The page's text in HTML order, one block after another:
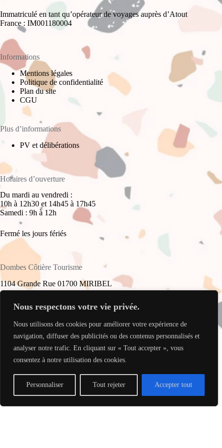
Nous respectons votre vie privée.
Nous utilisons des cookies pour améliorer votre expérience de
navigation, diffuser des publicités ou des contenus personnalisés et
analyser notre trafic. En cliquant sur « Tout accepter », vous
consentez à notre utilisation des cookies.
Personnaliser Tout rejeter Accepter tout
Immatriculé en tant qu’opérateur de voyages auprès d’Atout
France : IM001180004
Informations
Mentions légales
Politique de confidentialité
Plan du site
CGU
Plus d’informations
PV et délibérations
Horaires d’ouverture
Du mardi au vendredi :
10h à 12h30 et 14h45 à 17h45
Samedi : 9h à 12h
Fermé les jours fériés
Dombes Côtière Tourisme
1104 Grande Rue 01700 MIRIBEL
+33(0)4 78 55 61 16
accueil@dombes-cotiere-tourisme.fr
Copyright © 2026 - Site réalisé parMy Freelance Rocks.